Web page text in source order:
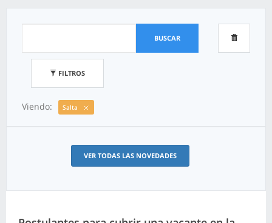
BUSCAR
FILTROS
Viendo: Salta
VER TODAS LAS NOVEDADES